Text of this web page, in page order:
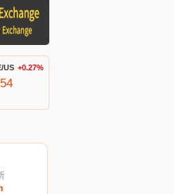
US +0.27%